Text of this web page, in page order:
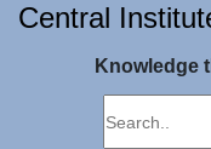
Central
Knowledge